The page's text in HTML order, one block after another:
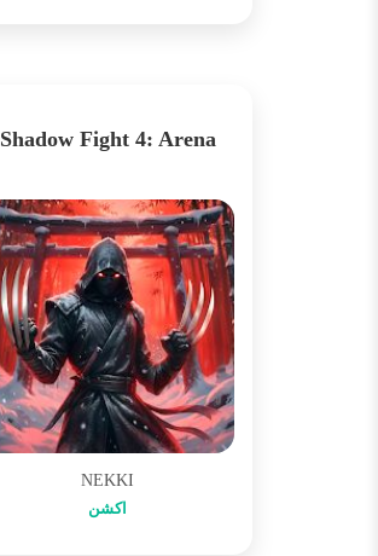
Shadow Fight 4: Arena
NEKKI
اکشن